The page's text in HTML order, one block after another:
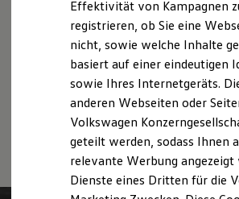
Batterie
Sicherheit
Garantie und Lebensdauer
Nachhaltigkeit
Technologie
Kosten und Kauf
Verbrauchskosten
Kaufoptionen
E-Auto-Förderung
Software und Konnektivität
Die ID. Software 6
ID. Software Versionen
Digitale Extras
Schnittstellen zu Ihrem
Servicetermin buchen
Serviceanfrage stellen
Effektivität von Kampagnen
registrieren, ob Sie eine
nicht, sowie welche Inhalte
basiert auf einer eindeutigen
sowie Ihres Internetgeräts.
anderen Webseiten oder
Volkswagen
geteilt werden, sodass Ihnen
relevante Werbung
Dienste eines Dritten für die